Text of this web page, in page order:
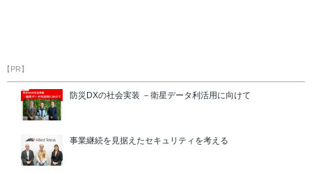
【PR】
防災DXの社会実装 －衛星データ利活用に向けて
事業継続を見据えたセキュリティを考える